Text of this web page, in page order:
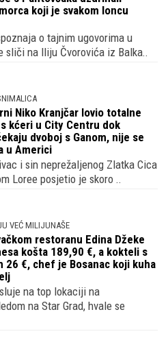
koji je svakom loncu
o tajnim ugovorima u
sliči na Iliju Čvorovića iz Balka..
Niko Kranjčar lovio totalne
kćeri u City Centru dok
dvoboj s Ganom, nije se
u Americi
i sin neprežaljenog Zlatka Cica
Loree posjetio je skoro ..
VEĆ MILIJUNAŠE
restoranu Edina Džeke
košta 189,90 €, a kokteli s
26 €, chef je Bosanac koji kuha
na top lokaciji na
na Star Grad, hvale se